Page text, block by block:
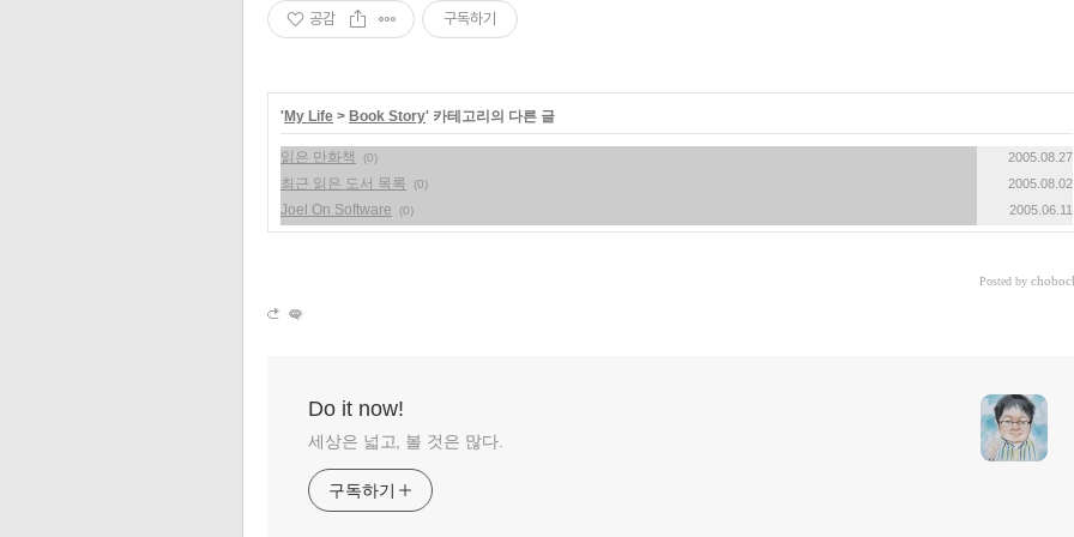
공감 구독하기
'My Life > Book Story' 카테고리의 다른 글
읽은 만화책 (0) 2005.08.27
최근 읽은 도서 목록 (0) 2005.08.02
Joel On Software (0) 2005.06.11
Posted by
Do it now!
세상은 넓고, 볼 것은 많다.
구독하기